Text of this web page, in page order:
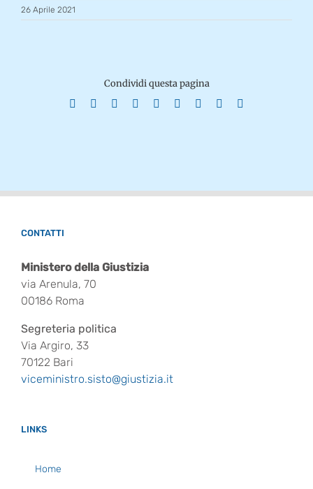
26 Aprile 2021
Condividi questa pagina
Facebook Reddit LinkedInWhatsApp
TumblrPinterest
CONTATTI
Ministero della Giustizia
via Arenula, 70
00186 Roma
Segreteria politica
Via Argiro, 33
70122 Bari
viceministro.sisto@giustizia.it
LINKS
Home